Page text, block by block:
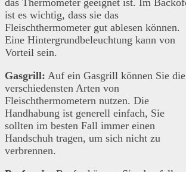
das Thermometer geeignet ist. Im
ist es wichtig, dass sie das
Fleischthermometer gut ablesen können.
Eine Hintergrundbeleuchtung kann von
Vorteil sein.
Gasgrill: Auf ein Gasgrill können Sie die
verschiedensten Arten von
Fleischthermometern nutzen. Die
Handhabung ist generell einfach, Sie
sollten im besten Fall immer einen
Handschuh tragen, um sich nicht zu
verbrennen.